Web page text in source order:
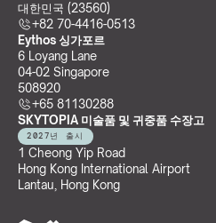
대한민국 (23560)
+82 70-4416-0513
Eythos 싱가포르
6 Loyang Lane
04-02 Singapore
508920
+65 81130288
SKYTOPIA 미술품 및 귀중품 수장고
2027년 출시
1 Cheong Yip Road
Hong Kong International Airport
Lantau, Hong Kong